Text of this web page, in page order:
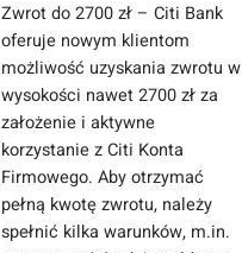
Zwrot do 2700 zł – Citi Bank
oferuje nowym klientom
możliwość uzyskania zwrotu w
wysokości nawet 2700 zł za
założenie i aktywne
korzystanie z Citi Konta
Firmowego. Aby otrzymać
pełną kwotę zwrotu, należy
spełnić kilka warunków, m.in.